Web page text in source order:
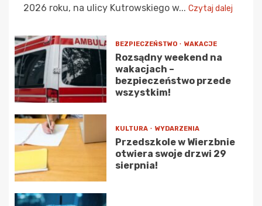
2026 roku, na ulicy Kutrowskiego w... Czytaj dalej
BEZPIECZEŃSTWO WAKACJE
Rozsądny weekend na
wakacjach –
bezpieczeństwo przede
wszystkim!
KULTURA WYDARZENIA
Przedszkole w Wierzbnie
otwiera swoje drzwi 29
sierpnia!